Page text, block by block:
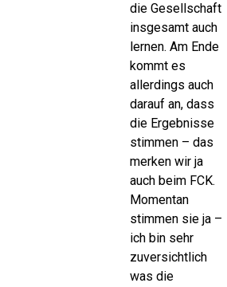
die Gesellschaft
insgesamt auch
lernen. Am Ende
kommt es
allerdings auch
darauf an, dass
die Ergebnisse
stimmen – das
merken wir ja
auch beim FCK.
Momentan
stimmen sie ja –
ich bin sehr
zuversichtlich
was die